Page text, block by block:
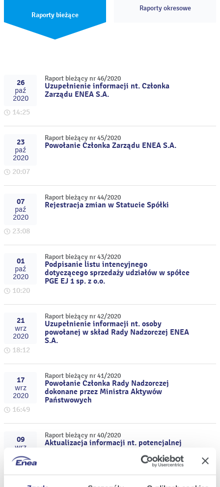
Raporty bieżące
Raporty okresowe
26
paź
2020
14:25
Raport bieżący nr 46/2020
Uzupełnienie informacji nt. Członka
Zarządu ENEA S.A.
23
paź
2020
20:07
Raport bieżący nr 45/2020
Powołanie Członka Zarządu ENEA S.A.
07
paź
2020
23:08
Raport bieżący nr 44/2020
Rejestracja zmian w Statucie Spółki
01
paź
2020
10:20
Raport bieżący nr 43/2020
Podpisanie listu intencyjnego
dotyczącego sprzedaży udziałów w spółce
PGE EJ 1 sp. z o.o.
21
wrz
2020
18:12
Raport bieżący nr 42/2020
Uzupełnienie informacji nt. osoby
powołanej w skład Rady Nadzorczej ENEA
S.A.
17
wrz
2020
16:49
Raport bieżący nr 41/2020
Powołanie Członka Rady Nadzorczej
dokonane przez Ministra Aktywów
Państwowych
09
wrz
2020
11:42
Raport bieżący nr 40/2020
Aktualizacja informacji nt. potencjalnej